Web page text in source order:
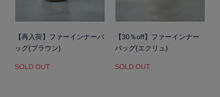
【再入荷】ファーインナーバ
ッグ(ブラウン)
SOLD OUT
【30％off】ファーインナー
バッグ(エクリュ)
SOLD OUT